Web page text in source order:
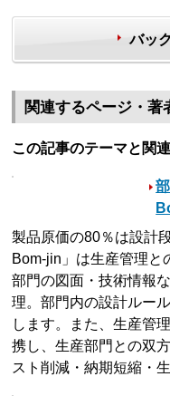
バッ
関連するページ・著
この記事のテーマと関
製品原価の80％は設計
Bom-jin」は生産管理と
部門の図面・技術情報
理。部門内の設計ルー
します。また、生産管
携し、生産部門との双
スト削減・納期短縮・